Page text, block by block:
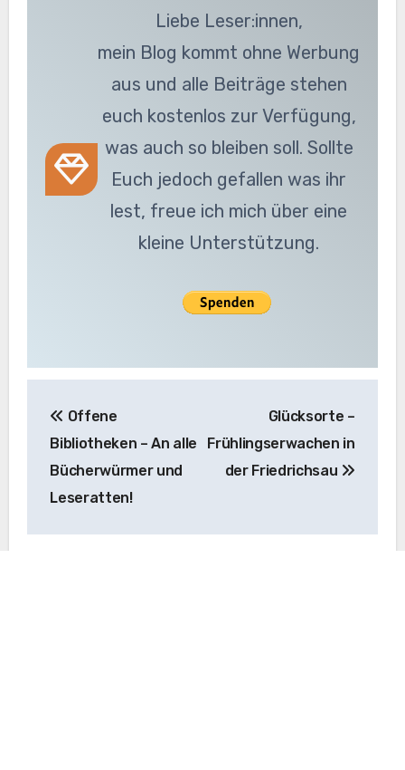
Liebe Leser:innen,
mein Blog kommt ohne Werbung
aus und alle Beiträge stehen
euch kostenlos zur Verfügung,
was auch so bleiben soll. Sollte
Euch jedoch gefallen was ihr
lest, freue ich mich über eine
kleine Unterstützung.
Offene
Bibliotheken – An alle
Bücherwürmer und
Leseratten!
Glücksorte –
Frühlingserwachen in
der Friedrichsau